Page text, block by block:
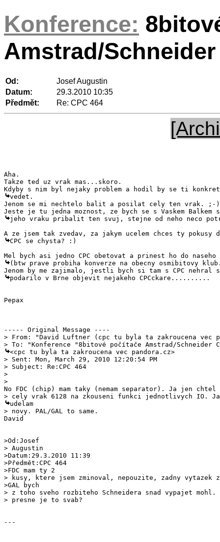
Konference:
Amstrad/Schneider
Od:
Josef Augustin
Datum:
29.3.2010 10:35
Předmět:
Re: CPC 464
Aha.
Takze ted uz vrak mas...skoro.
vedet.
Jenom se mi nechtelo balit a posilat cely ten vrak. ;-)
jeho vraku pribalit ten svuj, stejne od neho neco
CPC se chysta? :)
(btw prave probiha konverze na obecny osmibitovy
podarilo v Brne objevit nejakeho CPCckare..........
Pepax
> From: "David Luftner (cpc tu byla ta zakroucena vec
<cpc tu byla ta zakroucena vec pandora.cz>
> Sent: Mon, March 29, 2010 12:20:54 PM
> Subject: Re:CPC 464
>
udelam
David
>Od:Josef
> Augustin
>Datum:29.3.2010 11:39
>Předmět:CPC 464
>FDC mam ty 2
> kusy, ktere jsem zminoval, nepouzite, zadny
>GAL bych
> z toho sveho rozbiteho Schneidera snad vypajet
---